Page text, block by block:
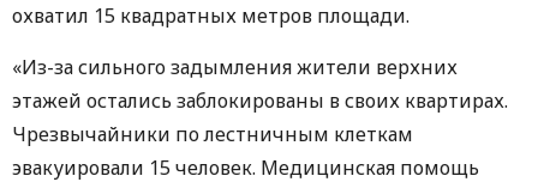
охватил 15 квадратных метров площади.
«Из-за сильного задымления жители верхних
этажей остались заблокированы в своих квартирах.
Чрезвычайники по лестничным клеткам
эвакуировали 15 человек. Медицинская помощь